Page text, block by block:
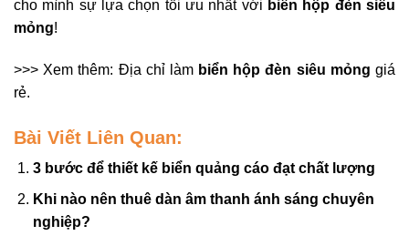
cho mình sự lựa chọn tối ưu nhất với biển hộp đèn siêu
mỏng!
>>> Xem thêm: Địa chỉ làm biển hộp đèn siêu mỏng giá
rẻ.
Bài Viết Liên Quan:
3 bước để thiết kế biển quảng cáo đạt chất lượng
Khi nào nên thuê dàn âm thanh ánh sáng chuyên
nghiệp?